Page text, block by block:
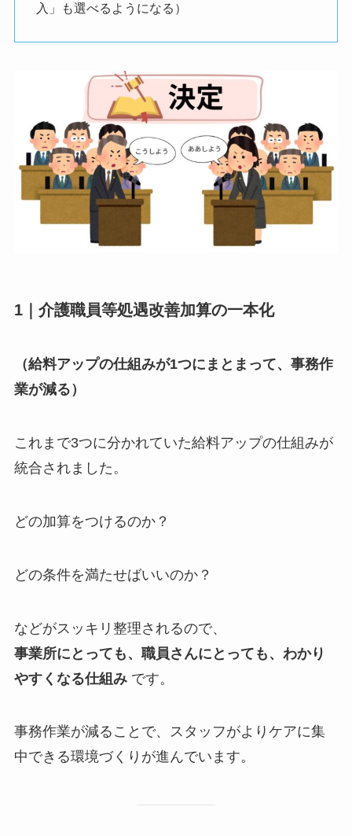
入」も選べるようになる）
1｜介護職員等処遇改善加算の一本化
（給料アップの仕組みが1つにまとまって、事務作
業が減る）
これまで3つに分かれていた給料アップの仕組みが
統合されました。
どの加算をつけるのか？
どの条件を満たせばいいのか？
などがスッキリ整理されるので、
事業所にとっても、職員さんにとっても、わかり
やすくなる仕組みです。
事務作業が減ることで、スタッフがよりケアに集
中できる環境づくりが進んでいます。